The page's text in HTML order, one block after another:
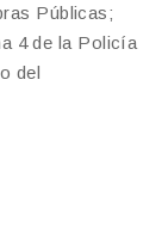
Públicas;
4 de la Policía
del